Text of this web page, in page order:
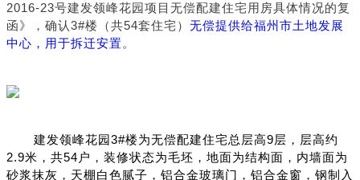
2016-23号建发领峰花园项目无偿配建住宅用房具体情况的复
函》，确认3#楼（共54套住宅） 无偿提供给福州市土地发展
中心，用于拆迁安置。
建发领峰花园3#楼为无偿配建住宅总层高9层，层高约
2.9米，共54户，装修状态为毛坯，地面为结构面，内墙面为
砂浆抹灰，天棚白色腻子，铝合金玻璃门，铝合金窗，钢制入